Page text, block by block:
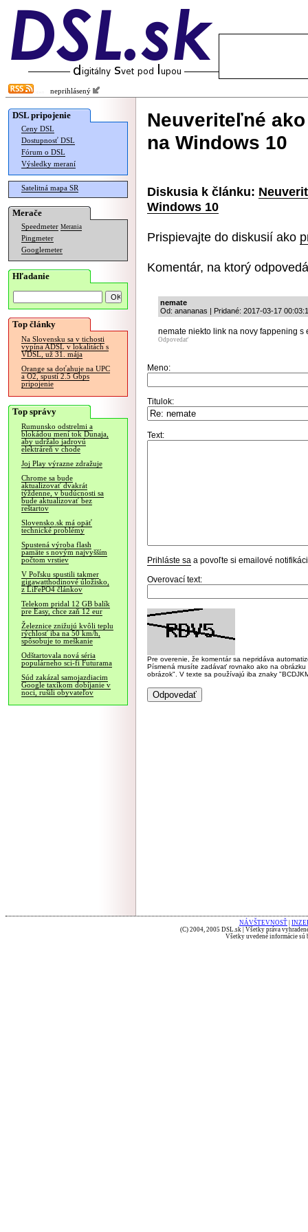
neprihlásený
DSL pripojenie
Ceny DSL
Dostupnosť DSL
Fórum o DSL
Výsledky meraní
Satelitná mapa SR
Merače
Speedmeter Merania
Pingmeter
Googlemeter
Hľadanie
Top články
Na Slovensku sa v tichosti
vypína ADSL v lokalitách s
VDSL, už 31. mája
Orange sa doťahuje na UPC
a O2, spustí 2.5 Gbps
pripojenie
Top správy
Rumunsko odstrelmi a
blokádou mení tok Dunaja,
aby udržalo jadrovú
elektráreň v chode
Joj Play výrazne zdražuje
Chrome sa bude
aktualizovať dvakrát
týždenne, v budúcnosti sa
bude aktualizovať bez
reštartov
Slovensko.sk má opäť
technické problémy
Spustená výroba flash
pamäte s novým najvyšším
počtom vrstiev
V Poľsku spustili takmer
gigawatthodinové úložisko,
z LiFePO4 článkov
Telekom pridal 12 GB balík
pre Easy, chce zaň 12 eur
Železnice znižujú kvôli teplu
rýchlosť iba na 50 km/h,
spôsobuje to meškanie
Odštartovala nová séria
populárneho sci-fi Futurama
Súd zakázal samojazdiacim
Google taxíkom dobíjanie v
noci, rušili obyvateľov
Neuveriteľné
na Windows 10
Diskusia k článku:
Windows 10
Prispievajte do diskusií ako
Komentár, na ktorý
nemate
Od: anananas | Pridané: 2017-03-17
nemate niekto link na novy fappening s
Odpovedať
Meno:
Titulok:
Text:
Prihláste sa a povoľte si emailové
Overovací text:
Pre overenie, že komentár sa nepridáva
Písmená musíte zadávať rovnako ako na
obrázok". V texte sa používajú iba znaky
NÁVŠTEVNOSŤ
(C) 2004, 2005 DSL.sk | Všetky práva
Všetky uvedené informácie sú